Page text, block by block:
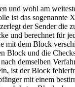
und wohl am
ist das sogenannte
der Sender die
und berechnet für
mit dem Block
Block und die
demselben
ist der Block
mit einem